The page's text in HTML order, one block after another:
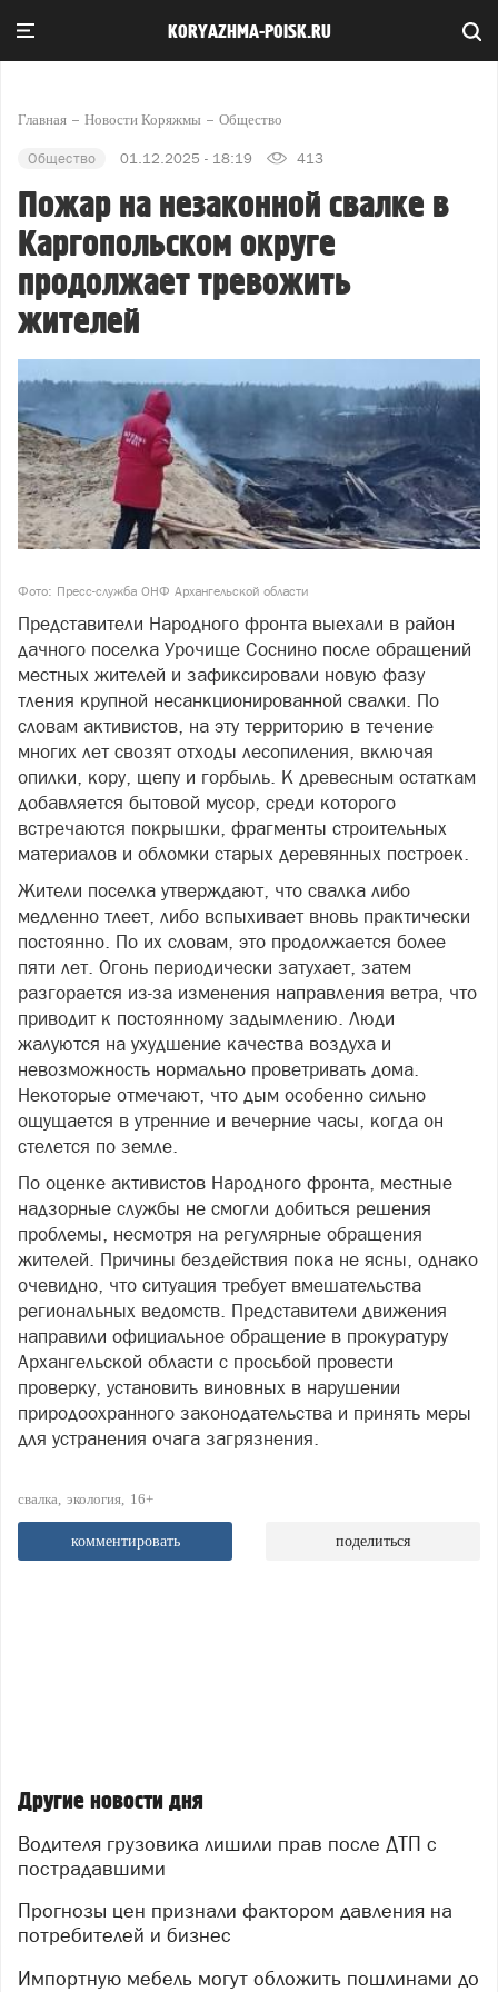
KORYAZHMA-POISK.RU
Главная Новости Коряжмы Общество
Общество 01.12.2025 - 18:19 413
Пожар на незаконной свалке в
Каргопольском округе
продолжает тревожить
жителей
Фото: Пресс-служба ОНФ Архангельской области
Представители Народного фронта выехали в район
дачного поселка Урочище Соснино после обращений
местных жителей и зафиксировали новую фазу
тления крупной несанкционированной свалки. По
словам активистов, на эту территорию в течение
многих лет свозят отходы лесопиления, включая
опилки, кору, щепу и горбыль. К древесным остаткам
добавляется бытовой мусор, среди которого
встречаются покрышки, фрагменты строительных
материалов и обломки старых деревянных построек.
Жители поселка утверждают, что свалка либо
медленно тлеет, либо вспыхивает вновь практически
постоянно. По их словам, это продолжается более
пяти лет. Огонь периодически затухает, затем
разгорается из-за изменения направления ветра, что
приводит к постоянному задымлению. Люди
жалуются на ухудшение качества воздуха и
невозможность нормально проветривать дома.
Некоторые отмечают, что дым особенно сильно
ощущается в утренние и вечерние часы, когда он
стелется по земле.
По оценке активистов Народного фронта, местные
надзорные службы не смогли добиться решения
проблемы, несмотря на регулярные обращения
жителей. Причины бездействия пока не ясны, однако
очевидно, что ситуация требует вмешательства
региональных ведомств. Представители движения
направили официальное обращение в прокуратуру
Архангельской области с просьбой провести
проверку, установить виновных в нарушении
природоохранного законодательства и принять меры
для устранения очага загрязнения.
свалка экология 16+
комментировать поделиться
Другие новости дня
Водителя грузовика лишили прав после ДТП с
пострадавшими
Прогнозы цен признали фактором давления на
потребителей и бизнес
Импортную мебель могут обложить пошлинами до